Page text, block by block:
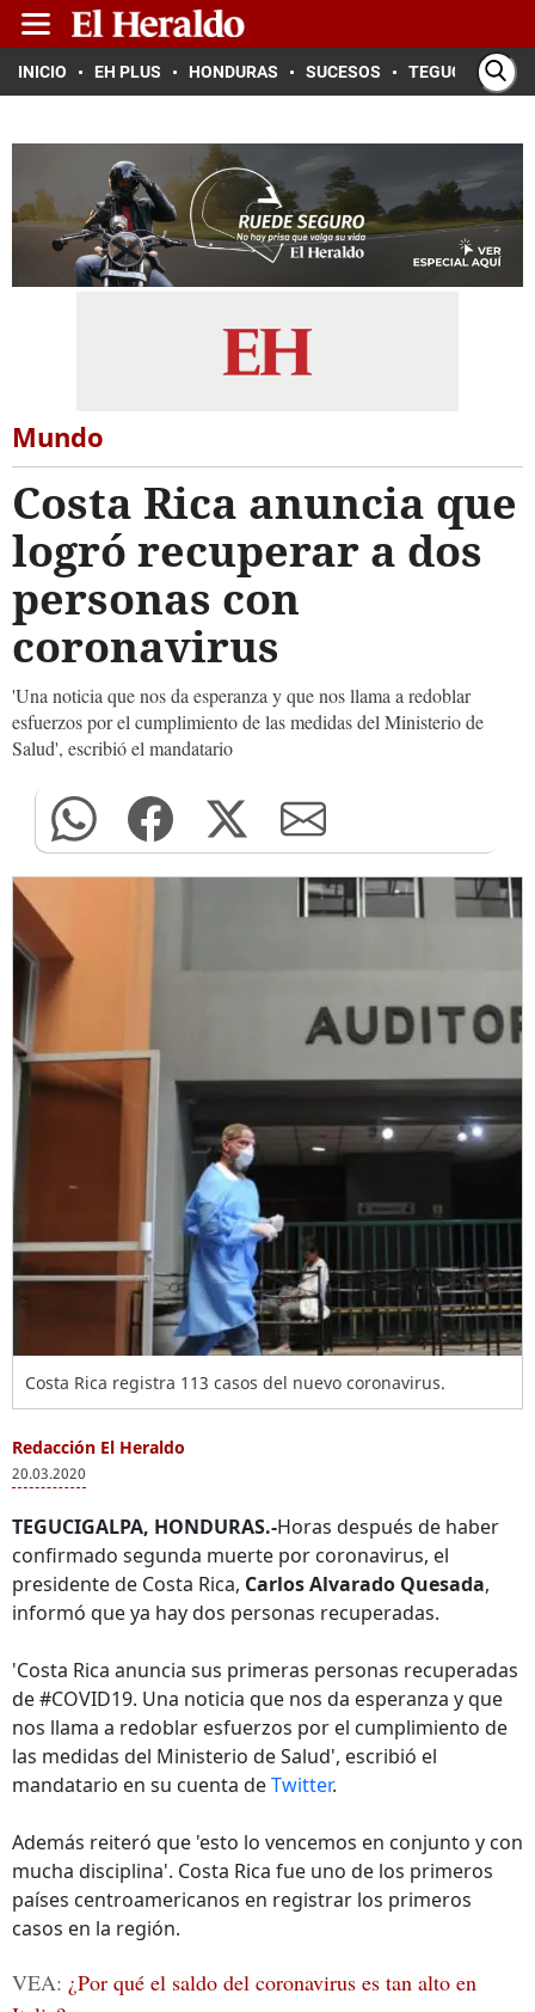
INICIO EH PLUS HONDURAS SUCESOS TEGUCIGALPA
Mundo
Costa Rica anuncia que
logró recuperar a dos
personas con
coronavirus
'Una noticia que nos da esperanza y que nos llama a redoblar
esfuerzos por el cumplimiento de las medidas del Ministerio de
Salud', escribió el mandatario
Costa Rica registra 113 casos del nuevo coronavirus.
Redacción El Heraldo
20.03.2020
TEGUCIGALPA, HONDURAS.-Horas después de haber
confirmado segunda muerte por coronavirus, el
presidente de Costa Rica, Carlos Alvarado Quesada,
informó que ya hay dos personas recuperadas.
'Costa Rica anuncia sus primeras personas recuperadas
de #COVID19. Una noticia que nos da esperanza y que
nos llama a redoblar esfuerzos por el cumplimiento de
las medidas del Ministerio de Salud', escribió el
mandatario en su cuenta deTwitter.
Además reiteró que 'esto lo vencemos en conjunto y con
mucha disciplina'. Costa Rica fue uno de los primeros
países centroamericanos en registrar los primeros
casos en la región.
VEA: ¿Por qué el saldo del coronavirus es tan alto en